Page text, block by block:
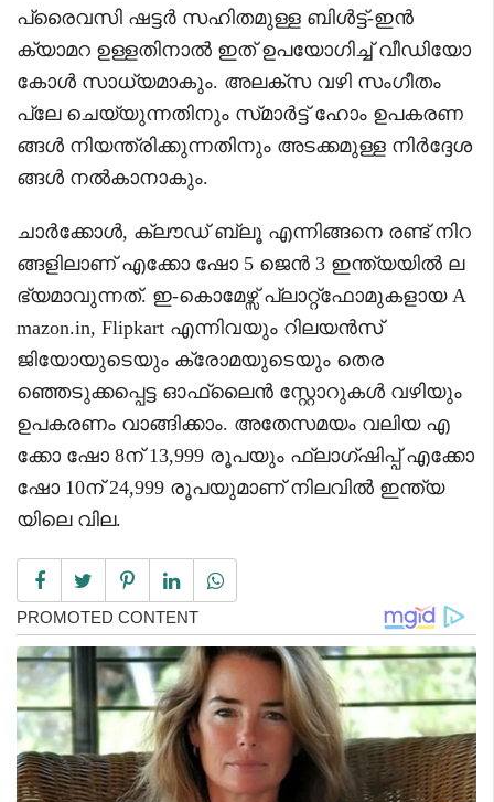
പ്രൈവസി ഷട്ടർ സഹിതമുള്ള ബിൾട്ട്-ഇൻ
ക്യാമറ ഉള്ളതിനാൽ ഇത് ഉപയോഗിച്ച് വീഡിയോ
കോൾ സാധ്യമാകും. അലക്‌സ വഴി സംഗീതം
പ്ലേ ചെയ്യുന്നതിനും സ്‌മാർട്ട് ഹോം ഉപകരണ
ങ്ങൾ നിയന്ത്രിക്കുന്നതിനും അടക്കമുള്ള നിർദ്ദേശ
ങ്ങൾ നൽകാനാകും.
ചാർക്കോൾ, ക്ലൗഡ് ബ്ലൂ എന്നിങ്ങനെ രണ്ട് നിറ
ങ്ങളിലാണ് എക്കോ ഷോ 5 ജെൻ 3 ഇന്ത്യയിൽ ല
ഭ്യമാവുന്നത്. ഇ-കൊമേഴ്സ് പ്ലാറ്റ്‌ഫോമുകളായ A
mazon.in, Flipkart എന്നിവയും റിലയൻസ്
ജിയോയുടെയും ക്രോമയുടെയും തെര
ഞ്ഞെടുക്കപ്പെട്ട ഓഫ്‌ലൈൻ സ്റ്റോറുകൾ വഴിയും
ഉപകരണം വാങ്ങിക്കാം. അതേസമയം വലിയ എ
ക്കോ ഷോ 8ന് 13,999 രൂപയും ഫ്ലാഗ്‌ഷിപ്പ് എക്കോ
ഷോ 10ന് 24,999 രൂപയുമാണ് നിലവിൽ ഇന്ത്യ
യിലെ വില.